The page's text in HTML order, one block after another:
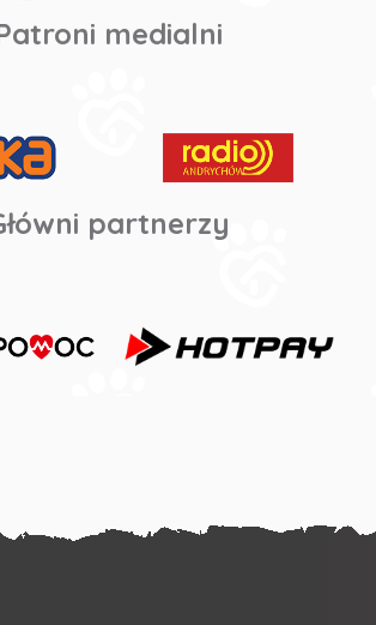
medialni
partnerzy